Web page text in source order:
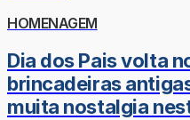
HOMENAGEM
Dia dos Pais volta
brincadeiras
muita nostalgia